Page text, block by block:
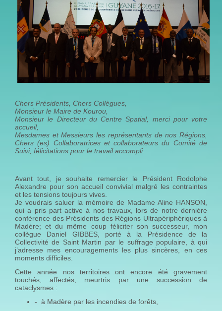
Chers Présidents, Chers Collègues,
Monsieur le Maire de Kourou,
Monsieur le Directeur du Centre Spatial, merci pour votre
accueil,
Mesdames et Messieurs les représentants de nos Régions,
Chers (es) Collaboratrices et collaborateurs du Comité de
Suivi, félicitations pour le travail accompli.
Avant tout, je souhaite remercier le Président Rodolphe
Alexandre pour son accueil convivial malgré les contraintes
et les tensions toujours vives.
Je voudrais saluer la mémoire de Madame Aline HANSON,
qui a pris part active à nos travaux, lors de notre dernière
conférence des Présidents des Régions Ultrapériphériques à
Madère; et du même coup féliciter son successeur, mon
collègue Daniel GIBBES, porté à la Présidence de la
Collectivité de Saint Martin par le suffrage populaire, à qui
j’adresse mes encouragements les plus sincères, en ces
moments difficiles.
Cette année nos territoires ont encore été gravement
touchés, affectés, meurtris par une succession de
cataclysmes :
- à Madère par les incendies de forêts,